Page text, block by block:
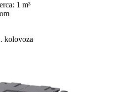
1 m³
kolovoza